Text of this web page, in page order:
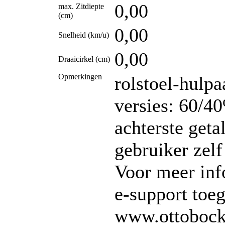
max. Zitdiepte
(cm)
0,00
Snelheid (km/u) 0,00
Draaicirkel (cm) 0,00
Opmerkingen
rolstoel-
versies: 60/
achterste
gebruiker
Voor meer
e-support